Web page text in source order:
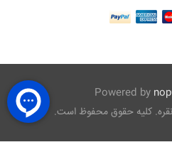
Powered by